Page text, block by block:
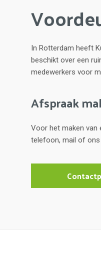
In Rotterdam heeft
beschikt over een
medewerkers voor
Afspraak
Voor het maken van
telefoon, mail of